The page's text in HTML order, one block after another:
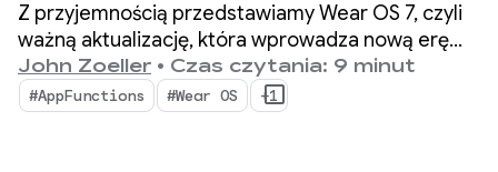
Z przyjemnością przedstawiamy Wear OS 7, czyli
ważną aktualizację, która wprowadza nową erę
energooszczędności i inteligencji zarówno dla
użytkowników, jak i deweloperów.
John Zoeller • Czas czytania: 9 minut
#AppFunctions #Wear OS +1